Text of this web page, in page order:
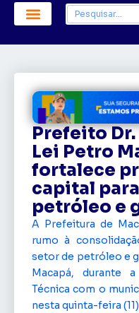
Prefeito
Lei Petro
fortalece
capital
petróleo e
A Prefeitura de
rumo à
setor de petróleo e
Macapá, durante
Técnica com o
nesta quinta-feira